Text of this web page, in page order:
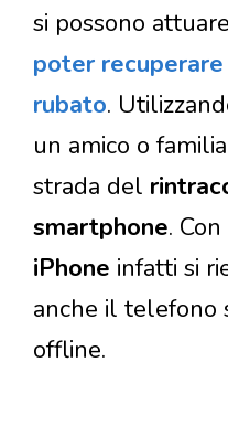
si possono
poter
rubato.
un amico o
strada del
smartphone.
iPhone infatti si
anche il telefono
offline.